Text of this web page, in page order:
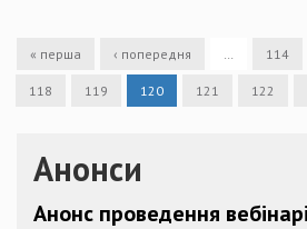
« перша ‹ попередня … 114
118 119 120 121 122
Анонси
Анонс проведення